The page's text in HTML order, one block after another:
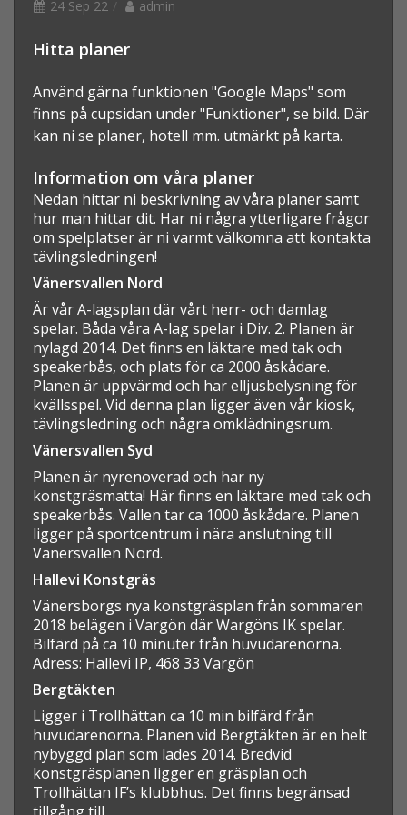
24 Sep 22 admin
Hitta planer
Använd gärna funktionen "Google Maps" som
finns på cupsidan under "Funktioner", se bild. Där
kan ni se planer, hotell mm. utmärkt på karta.
Information om våra planer
Nedan hittar ni beskrivning av våra planer samt
hur man hittar dit. Har ni några ytterligare frågor
om spelplatser är ni varmt välkomna att kontakta
tävlingsledningen!
Vänersvallen Nord
Är vår A-lagsplan där vårt herr- och damlag
spelar. Båda våra A-lag spelar i Div. 2. Planen är
nylagd 2014. Det finns en läktare med tak och
speakerbås, och plats för ca 2000 åskådare.
Planen är uppvärmd och har elljusbelysning för
kvällsspel. Vid denna plan ligger även vår kiosk,
tävlingsledning och några omklädningsrum.
Vänersvallen Syd
Planen är nyrenoverad och har ny
konstgräsmatta! Här finns en läktare med tak och
speakerbås. Vallen tar ca 1000 åskådare. Planen
ligger på sportcentrum i nära anslutning till
Vänersvallen Nord.
Hallevi Konstgräs
Vänersborgs nya konstgräsplan från sommaren
2018 belägen i Vargön där Wargöns IK spelar.
Bilfärd på ca 10 minuter från huvudarenorna.
Adress: Hallevi IP, 468 33 Vargön
Bergtäkten
Ligger i Trollhättan ca 10 min bilfärd från
huvudarenorna. Planen vid Bergtäkten är en helt
nybyggd plan som lades 2014. Bredvid
konstgräsplanen ligger en gräsplan och
Trollhättan IF’s klubbhus. Det finns begränsad